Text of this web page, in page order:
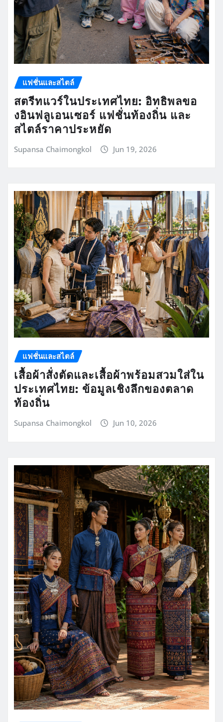
แฟชั่นและสไตล์
สตรีทแวร์ในประเทศไทย: อิทธิพลขอ
งอินฟลูเอนเซอร์ แฟชั่นท้องถิ่น และ
สไตล์ราคาประหยัด
Supansa Chaimongkol Jun 19, 2026
แฟชั่นและสไตล์
เสื้อผ้าสั่งตัดและเสื้อผ้าพร้อมสวมใส่ใน
ประเทศไทย: ข้อมูลเชิงลึกของตลาด
ท้องถิ่น
Supansa Chaimongkol Jun 10, 2026